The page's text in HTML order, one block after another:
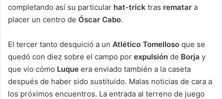
completando así su particular hat-trick tras rematar a
placer un centro de Óscar Cabo.
El tercer tanto desquició a un Atlético Tomelloso que se
quedó con diez sobre el campo por expulsión de Borja y
que vio cómo Luque era enviado también a la caseta
después de haber sido sustituido. Malas noticias de cara a
los próximos encuentros. La entrada al terreno de juego